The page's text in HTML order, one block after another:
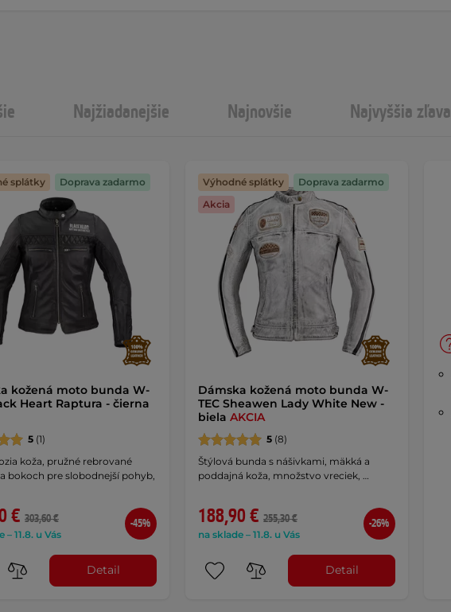
Najžiadanejšie Najnovšie Najvyššia zľava
splátky
Doprava zadarmo
kožená moto bunda W-
Heart Raptura - čierna
5 (1)
koža, pružné rebrované
bokoch pre slobodnejší pohyb,
€ 303,60 €
– 11.8. u Vás
-45%
Detail
Výhodné splátky
Doprava zadarmo
Akcia
Dámska kožená moto bunda W-
TEC Sheawen Lady White New -
biela AKCIA
5(8)
Štýlová bunda s nášivkami, mäkká a
poddajná koža, množstvo vreciek, …
188,90 € 255,30 €
na sklade – 11.8. u Vás
-26%
Detail